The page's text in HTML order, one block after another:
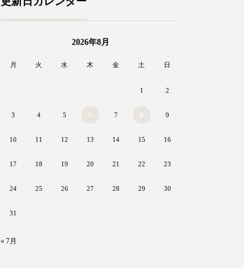
2026年8月
月 火 水 木 金 土 日
1 2
3 4 5 6 7 8 9
10 11 12 13 14 15 16
17 18 19 20 21 22 23
24 25 26 27 28 29 30
31
« 7月